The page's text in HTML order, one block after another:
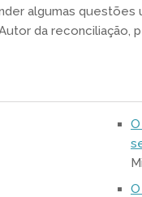
algumas questões
da reconciliação,